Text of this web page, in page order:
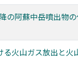
の阿蘇中岳噴出物
る火山ガス放出と火